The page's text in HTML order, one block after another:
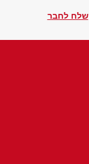
שלח לחבר